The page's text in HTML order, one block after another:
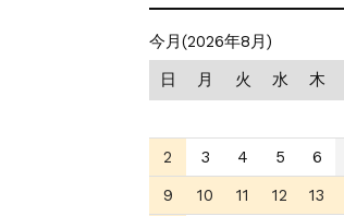
今月(2026年8月)
日
月 火 水 木
2
3 4 5 6
9
10 11 12 13